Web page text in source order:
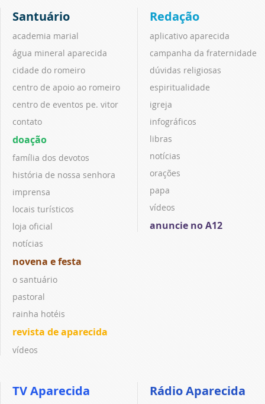
Santuário
academia marial
água mineral aparecida
cidade do romeiro
centro de apoio ao romeiro
centro de eventos pe. vitor
contato
doação
família dos devotos
história de nossa senhora
imprensa
locais turísticos
loja oficial
notícias
novena e festa
o santuário
pastoral
rainha hotéis
revista de aparecida
vídeos
Redação
aplicativo aparecida
campanha da fraternidade
dúvidas religiosas
espiritualidade
igreja
infográficos
libras
notícias
orações
papa
vídeos
anuncie no A12
TV Aparecida Rádio Aparecida